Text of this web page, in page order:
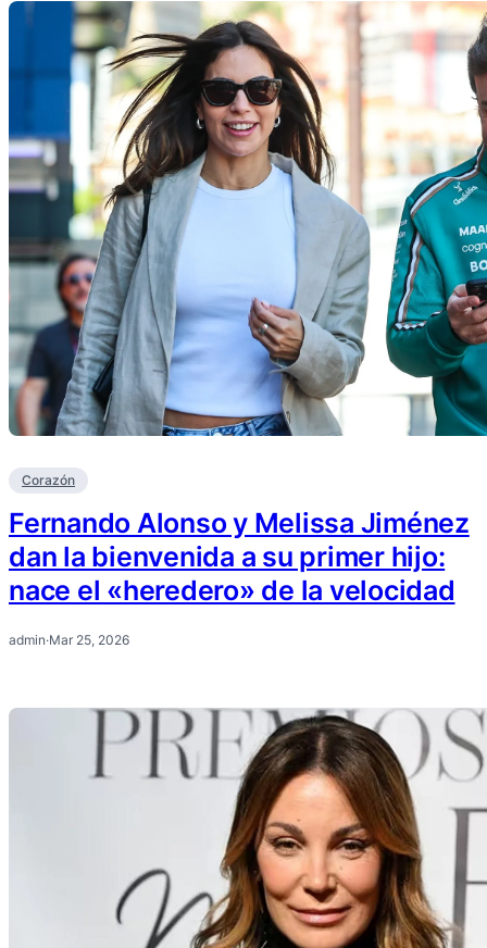
Corazón
Fernando Alonso y Melissa Jiménez
dan la bienvenida a su primer hijo:
nace el «heredero» de la velocidad
admin·Mar 25, 2026